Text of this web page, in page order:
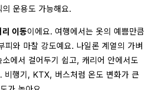
운용도 가능해요.
이동이에요. 여행에서는 옷의 예쁨만큼
피와 마찰 강도예요. 나일론 계열의 가벼
에서 걸어두기 쉽고, 캐리어 안에서도
비행기, KTX, 버스처럼 온도 변화가 큰